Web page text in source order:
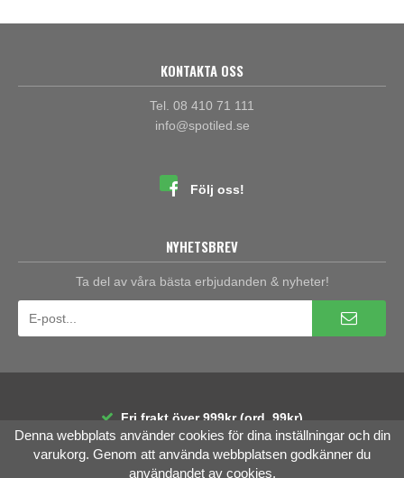
KONTAKTA OSS
Tel. 08 410 71 111
info@spotiled.se
Följ oss!
NYHETSBREV
Ta del av våra bästa erbjudanden & nyheter!
Fri frakt över 999kr (ord. 99kr)
30 dagars öppet köp
Räntefri delbetalning
Denna webbplats använder cookies för dina inställningar och din
varukorg. Genom att använda webbplatsen godkänner du
användandet av cookies.